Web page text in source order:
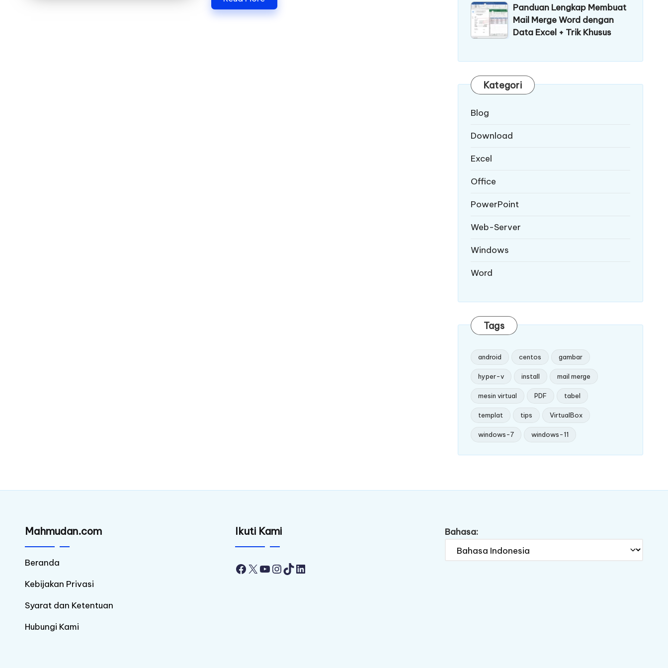
Panduan Lengkap Membuat
Mail Merge Word dengan
Data Excel + Trik Khusus
Kategori
Blog
Download
Excel
Office
PowerPoint
Web-Server
Windows
Word
Tags
android centos gambar
hyper-v install mail merge
mesin virtual PDF tabel
templat tips VirtualBox
windows-7 windows-11
Mahmudan.com
Beranda
Kebijakan Privasi
Syarat dan Ketentuan
Hubungi Kami
Ikuti Kami
Facebook
X YouTube
Instagram
TikTok
LinkedIn
Bahasa: